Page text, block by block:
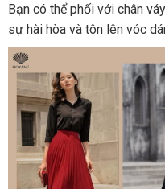
Bạn có thể phối với chân
sự hài hòa và tôn lên vóc